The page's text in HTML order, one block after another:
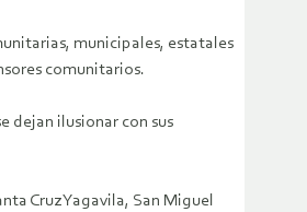
municipales, estatales
comunitarios.
dejan ilusionar con sus
Cruz Yagavila, San Miguel